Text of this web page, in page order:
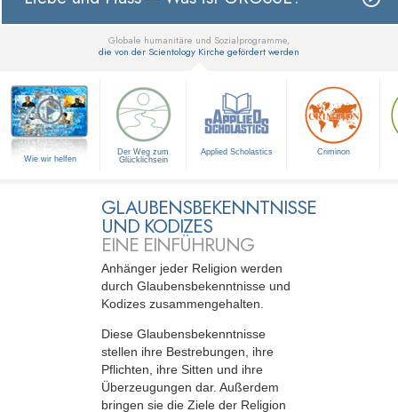
Globale humanitäre und Sozialprogramme,
die von der Scientology Kirche gefördert werden
Wie wir helfen
Der Weg zum
Glücklichsein
Applied Scholastics Criminon
GLAUBENSBEKENNTNISSE
UND KODIZES
EINE EINFÜHRUNG
Anhänger jeder Religion werden
durch Glaubensbekenntnisse und
Kodizes zusammengehalten.
Diese Glaubensbekenntnisse
stellen ihre Bestrebungen, ihre
Pflichten, ihre Sitten und ihre
Überzeugungen dar. Außerdem
bringen sie die Ziele der Religion